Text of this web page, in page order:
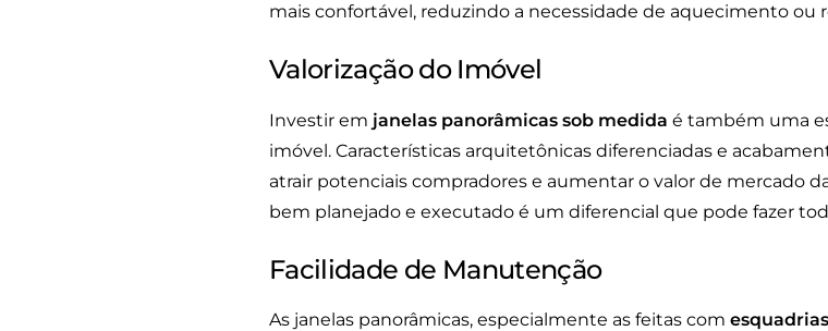
mais confortável, reduzindo a necessidade de aquecimento ou
Valorização do Imóvel
Investir em janelas panorâmicas sob medida é também uma
imóvel. Características arquitetônicas diferenciadas e
atrair potenciais compradores e aumentar o valor de mercado
bem planejado e executado é um diferencial que pode fazer
Facilidade de Manutenção
As janelas panorâmicas, especialmente as feitas com